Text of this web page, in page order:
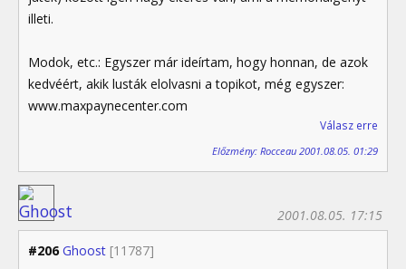
illeti.
Modok, etc.: Egyszer már ideírtam, hogy honnan, de azok
kedvéért, akik lusták elolvasni a topikot, még egyszer:
www.maxpaynecenter.com
Válasz erre
Előzmény: Rocceau 2001.08.05. 01:29
#206 Ghoost [11787]
2001.08.05. 17:15